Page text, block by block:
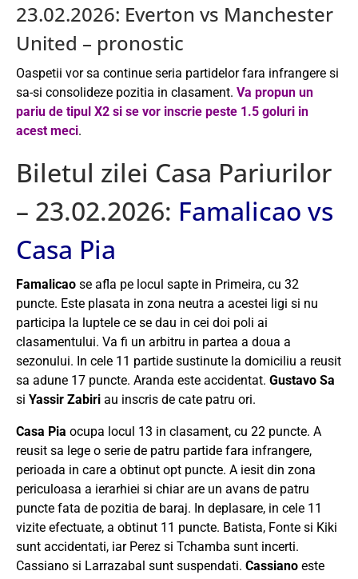
23.02.2026: Everton vs Manchester
United – pronostic
Oaspetii vor sa continue seria partidelor fara infrangere si
sa-si consolideze pozitia in clasament. Va propun un
pariu de tipul X2 si se vor inscrie peste 1.5 goluri in
acest meci.
Biletul zilei Casa Pariurilor
– 23.02.2026: Famalicao vs
Casa Pia
Famalicao se afla pe locul sapte in Primeira, cu 32
puncte. Este plasata in zona neutra a acestei ligi si nu
participa la luptele ce se dau in cei doi poli ai
clasamentului. Va fi un arbitru in partea a doua a
sezonului. In cele 11 partide sustinute la domiciliu a reusit
sa adune 17 puncte. Aranda este accidentat. Gustavo Sa
si Yassir Zabiri au inscris de cate patru ori.
Casa Pia ocupa locul 13 in clasament, cu 22 puncte. A
reusit sa lege o serie de patru partide fara infrangere,
perioada in care a obtinut opt puncte. A iesit din zona
periculoasa a ierarhiei si chiar are un avans de patru
puncte fata de pozitia de baraj. In deplasare, in cele 11
vizite efectuate, a obtinut 11 puncte. Batista, Fonte si Kiki
sunt accidentati, iar Perez si Tchamba sunt incerti.
Cassiano si Larrazabal sunt suspendati. Cassiano este